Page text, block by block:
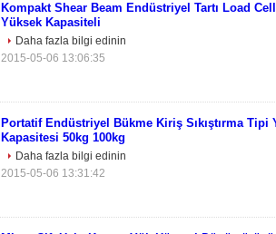
Kompakt Shear Beam Endüstriyel Tartı Load
Yüksek Kapasiteli
Daha fazla bilgi edinin
2015-05-06 13:06:35
Portatif Endüstriyel Bükme Kiriş Sıkıştırma Tipi
Kapasitesi 50kg 100kg
Daha fazla bilgi edinin
2015-05-06 13:31:42